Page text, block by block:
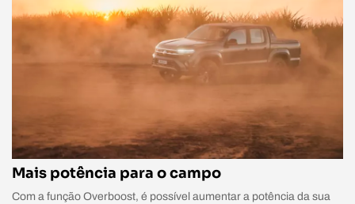
Mais potência para o campo
Com a função Overboost, é possível aumentar a potência da sua